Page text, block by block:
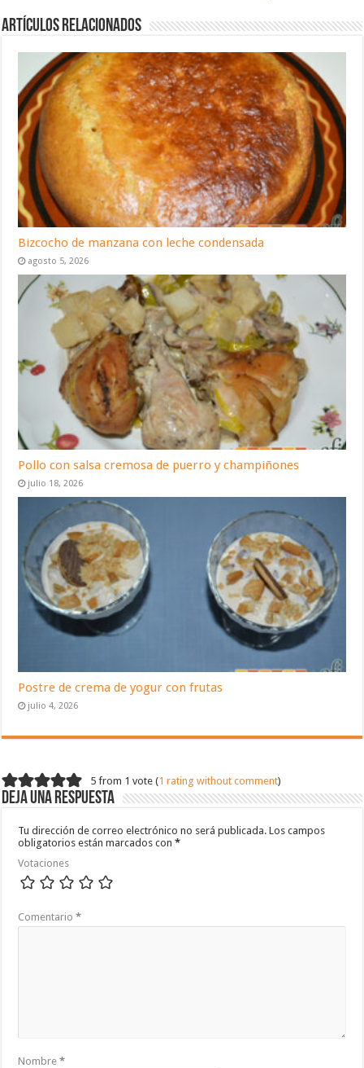
Artículos relacionados
Bizcocho de manzana con leche condensada
agosto 5, 2026
Pollo con salsa cremosa de puerro y champiñones
julio 18, 2026
Postre de crema de yogur con frutas
julio 4, 2026
5 from 1 vote (1 rating without comment)
Deja una respuesta
Tu dirección de correo electrónico no será publicada. Los campos
obligatorios están marcados con*
Votaciones
Comentario*
Nombre*